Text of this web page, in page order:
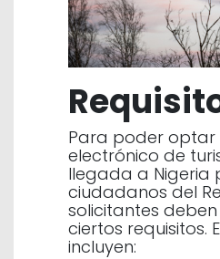
Para poder optar
electrónico de
llegada a Nigeria
ciudadanos del
solicitantes
ciertos requisitos.
incluyen: